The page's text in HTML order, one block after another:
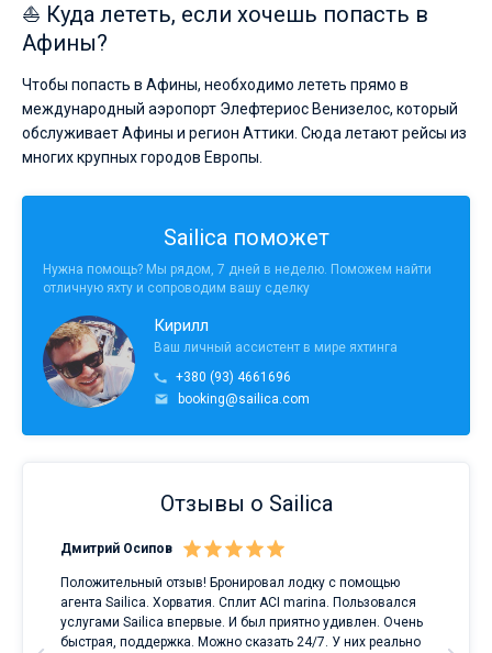
⛵ Куда лететь, если хочешь попасть в
Афины?
Чтобы попасть в Афины, необходимо лететь прямо в
международный аэропорт Элефтериос Венизелос, который
обслуживает Афины и регион Аттики. Сюда летают рейсы из
многих крупных городов Европы.
Sailica поможет
Нужна помощь? Мы рядом, 7 дней в неделю. Поможем найти
отличную яхту и сопроводим вашу сделку
Кирилл
Ваш личный ассистент в мире яхтинга
+380 (93) 4661696
booking@sailica.com
Отзывы о Sailica
Дмитрий Осипов
Положительный отзыв! Бронировал лодку с помощью
агента Sailica. Хорватия. Сплит ACI marina. Пользовался
услугами Sailica впервые. И был приятно удивлен. Очень
быстрая, поддержка. Можно сказать 24/7. У них реально